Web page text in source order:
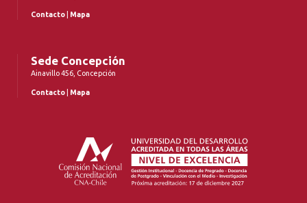
Contacto Mapa
Sede Concepción
Ainavillo 456, Concepción
Contacto Mapa